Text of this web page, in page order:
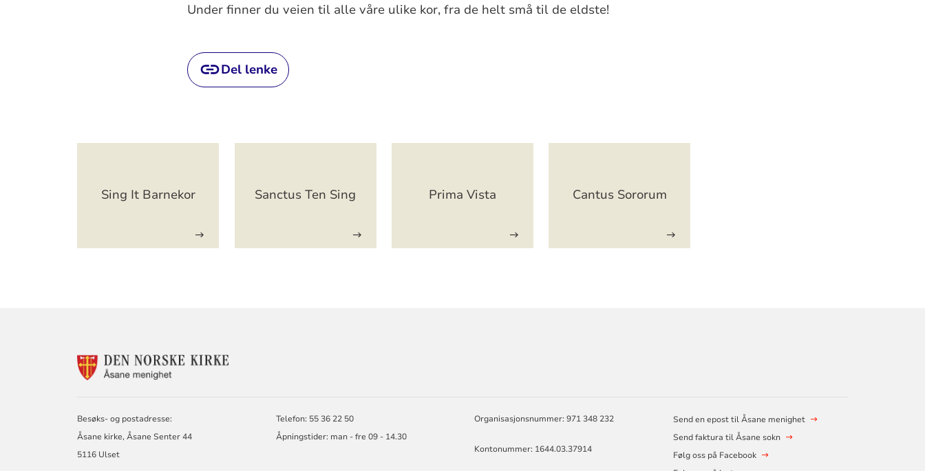
Under finner du veien til alle våre ulike kor, fra de helt små til de eldste!
Del lenke
Sing It Barnekor Sanctus Ten Sing Prima Vista Cantus Sororum
KONTAKTINFORMASJON
Besøks- og postadresse:
Åsane kirke, Åsane Senter 44
5116 Ulset
Telefon: 55 36 22 50
Åpningstider: man - fre 09 - 14.30
Organisasjonsnummer: 971 348 232
Kontonummer: 1644.03.37914
Send en epost til Åsane menighet
Send faktura til Åsane sokn
Følg oss på Facebook